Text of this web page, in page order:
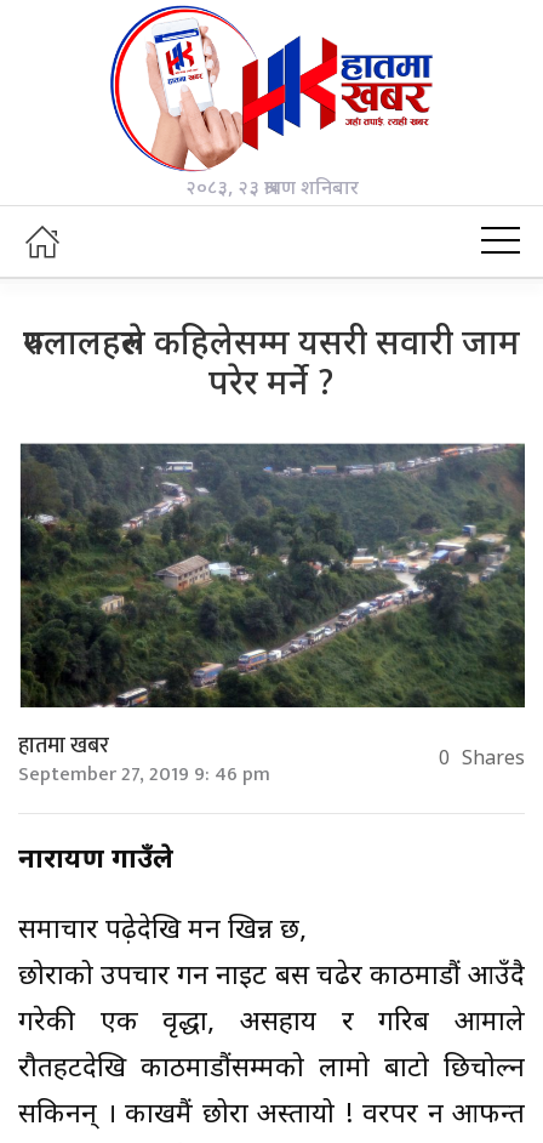
२०८३, २३ श्रावण शनिबार
रुपलालहरुले कहिलेसम्म यसरी सवारी जाम
परेर मर्ने ?
हातमा खबर
September 27, 2019 9: 46 pm 0 Shares
नारायण गाउँले
समाचार पढ़ेदेखि मन खिन्न छ,
छोराको उपचार गर्न नाइट बस चढेर काठमाडौं आउँदै
गरेकी एक वृद्धा, असहाय र गरिब आमाले
रौतहटदेखि काठमाडौंसम्मको लामो बाटो छिचोल्न
सकिनन् । काखमैं छोरा अस्तायो ! वरपर न आफन्त